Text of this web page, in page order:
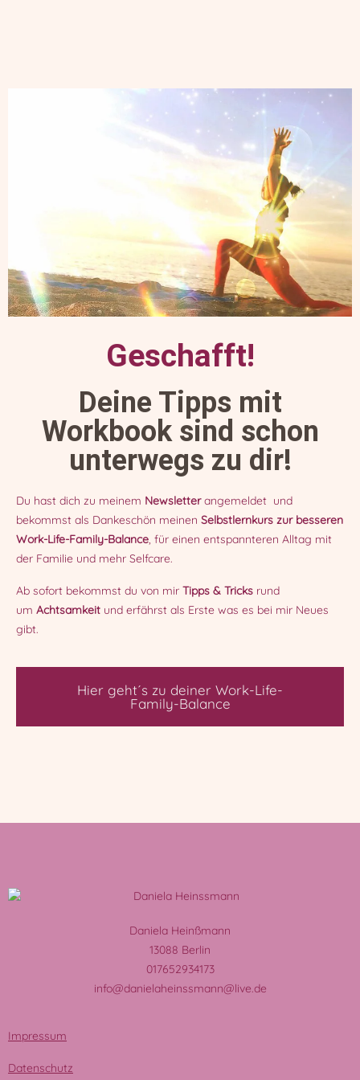
Geschafft!
Deine Tipps mit
Workbook sind schon
unterwegs zu dir!
Du hast dich zu meinem Newsletterangemeldet und
bekommst als Dankeschön meinen Selbstlernkurs zur besseren
Work-Life-Family-Balance, für einen entspannteren Alltag mit
der Familie und mehr Selfcare.
Ab sofort bekommst du von mir Tipps & Tricks rund
um Achtsamkeit und erfährst als Erste was es bei mir Neues
gibt.
Hier geht´s zu deiner Work-Life-
Family-Balance
Daniela Heinßmann
13088 Berlin
017652934173
info@danielaheinssmann@live.de
Impressum
Datenschutz